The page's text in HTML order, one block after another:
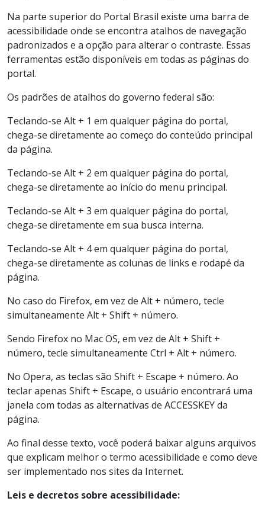
Na parte superior do Portal Brasil existe uma barra de
acessibilidade onde se encontra atalhos de navegação
padronizados e a opção para alterar o contraste. Essas
ferramentas estão disponíveis em todas as páginas do
portal.
Os padrões de atalhos do governo federal são:
Teclando-se Alt + 1 em qualquer página do portal,
chega-se diretamente ao começo do conteúdo principal
da página.
Teclando-se Alt + 2 em qualquer página do portal,
chega-se diretamente ao início do menu principal.
Teclando-se Alt + 3 em qualquer página do portal,
chega-se diretamente em sua busca interna.
Teclando-se Alt + 4 em qualquer página do portal,
chega-se diretamente as colunas de links e rodapé da
página.
No caso do Firefox, em vez de Alt + número, tecle
simultaneamente Alt + Shift + número.
Sendo Firefox no Mac OS, em vez de Alt + Shift +
número, tecle simultaneamente Ctrl + Alt + número.
No Opera, as teclas são Shift + Escape + número. Ao
teclar apenas Shift + Escape, o usuário encontrará uma
janela com todas as alternativas de ACCESSKEY da
página.
Ao final desse texto, você poderá baixar alguns arquivos
que explicam melhor o termo acessibilidade e como deve
ser implementado nos sites da Internet.
Leis e decretos sobre acessibilidade: